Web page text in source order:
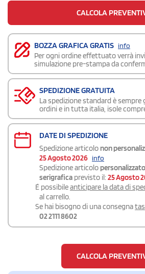
CALCOLA
BOZZA GRAFICA GRATIS info
Per ogni ordine effettuato verrà
simulazione pre-stampa da
SPEDIZIONE GRATUITA
La spedizione standard è
ordini e in tutta italia, isole
DATE DI SPEDIZIONE
Spedizione articolo non
25 Agosto 2026 info
Spedizione articolo
serigrafica previsto il: 25 Agosto
É possibileanticipare la data di
al carrello.
Se hai bisogno di una consegna
02 2111 8602
CALCOLA